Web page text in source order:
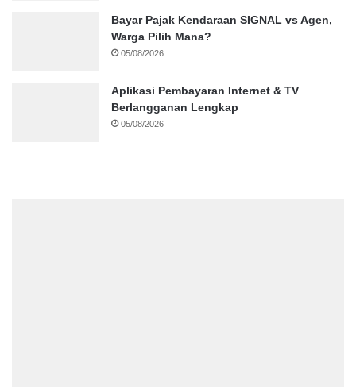
Bayar Pajak Kendaraan SIGNAL vs Agen,
Warga Pilih Mana?
05/08/2026
Aplikasi Pembayaran Internet & TV
Berlangganan Lengkap
05/08/2026